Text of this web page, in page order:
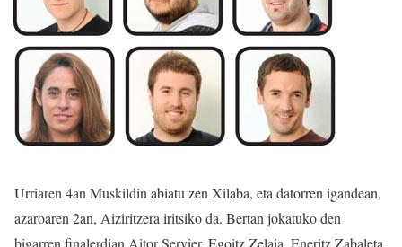
Urriaren 4an Muskildin abiatu zen Xilaba, eta datorren igandean,
azaroaren 2an, Aiziritzera iritsiko da. Bertan jokatuko den
bigarren finalerdian Aitor Servier, Egoitz Zelaia, Eneritz Zabaleta,